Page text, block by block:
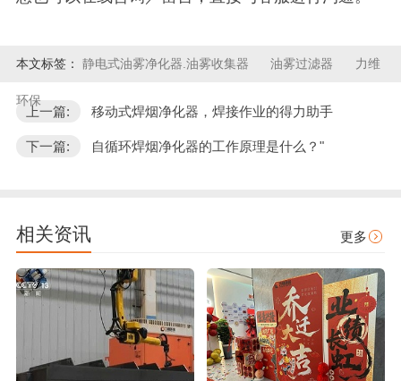
本文标签： 静电式油雾净化器.油雾收集器 油雾过滤器 力维
环保
上一篇: 移动式焊烟净化器，焊接作业的得力助手
下一篇: 自循环焊烟净化器的工作原理是什么？"
相关资讯 更多